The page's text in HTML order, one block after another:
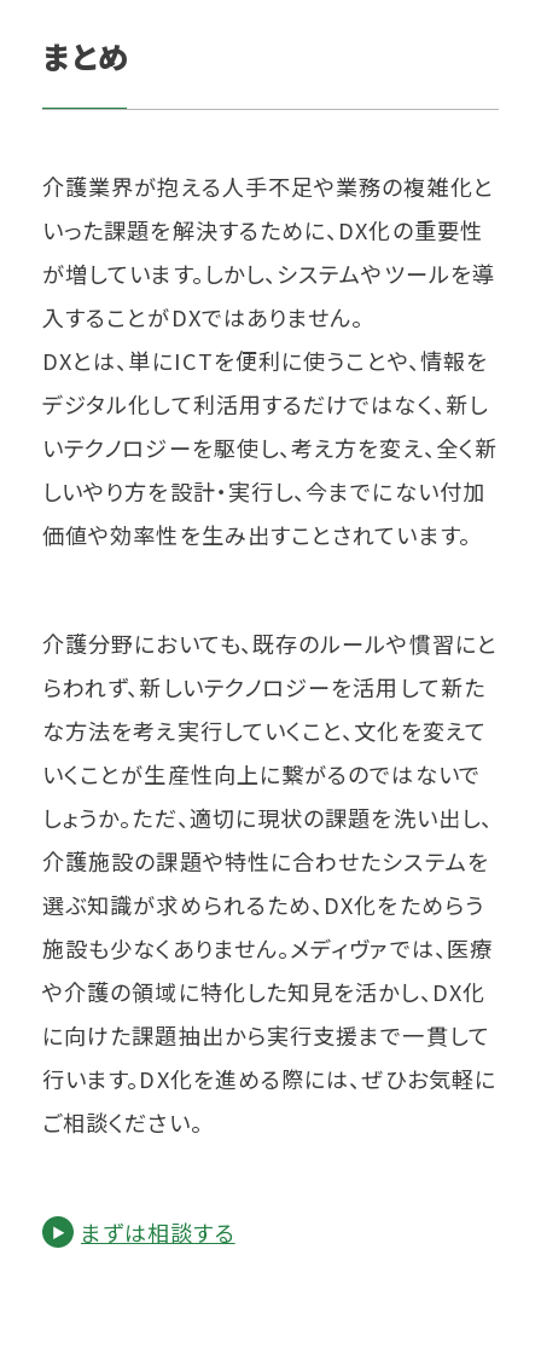
まとめ
介護業界が抱える人手不足や業務の複雑化と
いった課題を解決するために、DX化の重要性
が増しています。しかし、システムやツールを導
入することがDXではありません。
DXとは、単にICTを便利に使うことや、情報を
デジタル化して利活用するだけではなく、新し
いテクノロジーを駆使し、考え方を変え、全く新
しいやり方を設計・実行し、今までにない付加
価値や効率性を生み出すことされています。
介護分野においても、既存のルールや慣習にと
らわれず、新しいテクノロジーを活用して新た
な方法を考え実行していくこと、文化を変えて
いくことが生産性向上に繋がるのではないで
しょうか。ただ、適切に現状の課題を洗い出し、
介護施設の課題や特性に合わせたシステムを
選ぶ知識が求められるため、DX化をためらう
施設も少なくありません。メディヴァでは、医療
や介護の領域に特化した知見を活かし、DX化
に向けた課題抽出から実行支援まで一貫して
行います。DX化を進める際には、ぜひお気軽に
ご相談ください。
まずは相談する